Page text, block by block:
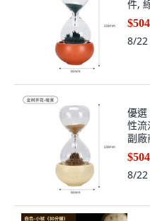
件,
$504
8/22
優選
性流
副廠
色底
$504
8/22